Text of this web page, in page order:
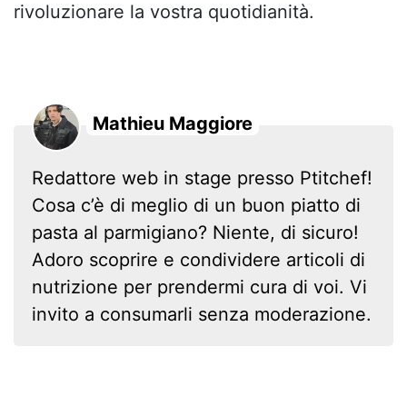
rivoluzionare la vostra quotidianità.
Mathieu Maggiore
Redattore web in stage presso Ptitchef!
Cosa c’è di meglio di un buon piatto di
pasta al parmigiano? Niente, di sicuro!
Adoro scoprire e condividere articoli di
nutrizione per prendermi cura di voi. Vi
invito a consumarli senza moderazione.